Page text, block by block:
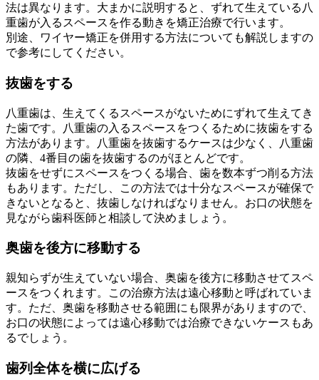
法は異なります。大まかに説明すると、ずれて生えている八
重歯が入るスペースを作る動きを矯正治療で行います。
別途、ワイヤー矯正を併用する方法についても解説しますの
で参考にしてください。
抜歯をする
八重歯は、生えてくるスペースがないためにずれて生えてき
た歯です。八重歯の入るスペースをつくるために抜歯をする
方法があります。八重歯を抜歯するケースは少なく、八重歯
の隣、4番目の歯を抜歯するのがほとんどです。
抜歯をせずにスペースをつくる場合、歯を数本ずつ削る方法
もあります。ただし、この方法では十分なスペースが確保で
きないとなると、抜歯しなければなりません。お口の状態を
見ながら歯科医師と相談して決めましょう。
奥歯を後方に移動する
親知らずが生えていない場合、奥歯を後方に移動させてスペ
ースをつくれます。この治療方法は遠心移動と呼ばれていま
す。ただ、奥歯を移動させる範囲にも限界がありますので、
お口の状態によっては遠心移動では治療できないケースもあ
るでしょう。
歯列全体を横に広げる